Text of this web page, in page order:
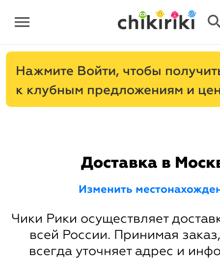
menu
Нажмите
, чтобы
к клубным предложениям и
Доставка в
Изменить
Чики Рики осуществляет
всей России. Принимая
всегда уточняет адрес и